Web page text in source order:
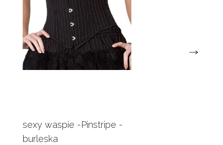
sexy waspie -Pinstripe -
burleska